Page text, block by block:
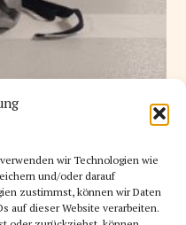
wir Technologien wie
und/oder darauf
zustimmst, können wir Daten
auf dieser Website verarbeiten.
ValkPro 3in1 +
mit Valkental
unberührt. Radeln mit
und Spontanität Seit ich..